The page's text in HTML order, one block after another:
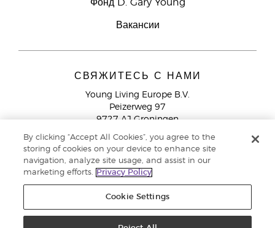
Фонд D. Gary Young
Вакансии
СВЯЖИТЕСЬ С НАМИ
Young Living Europe B.V.
Peizerweg 97
9727 AJ Groningen
Netherlands
Служба поддержки партнеров бренда+44 (0) 20 3935
9000
© Young Living Essential Oils 2021 |Политика конфиденциальности
By clicking “Accept All Cookies”, you agree to the
storing of cookies on your device to enhance site
navigation, analyze site usage, and assist in our
marketing efforts.
Privacy Policy
Cookie Settings